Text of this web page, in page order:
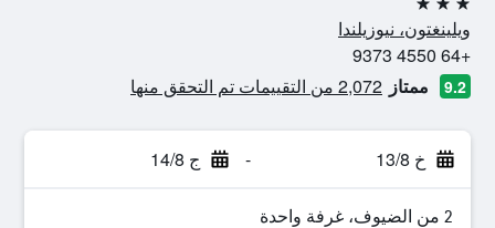
3 نجوم
ويلينغتون، نيوزيلندا
+64 4550 9373
9.2 ممتاز 2,072 من التقييمات تم التحقق منها
خ 13/8 - ج 14/8
2 من الضيوف، غرفة واحدة